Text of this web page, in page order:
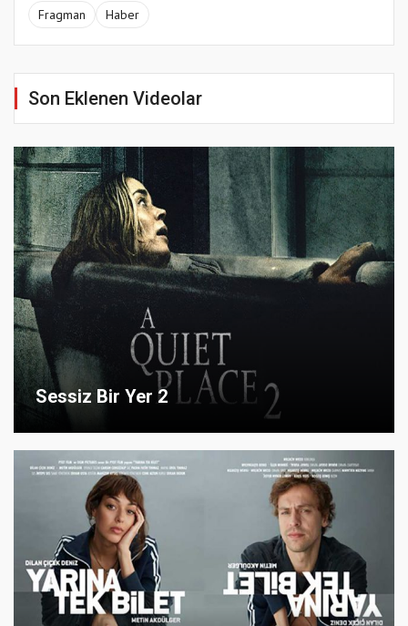
Fragman Haber
Son Eklenen Videolar
Sessiz Bir Yer 2